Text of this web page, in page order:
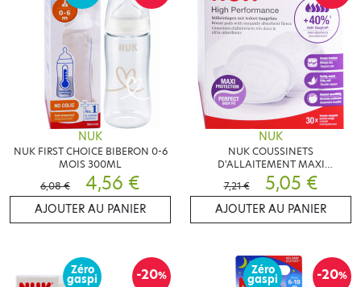
NUK
NUK FIRST CHOICE BIBERON 0-6
MOIS 300ML
6,08 €
4,56 €
AJOUTER AU PANIER
NUK
NUK COUSSINETS
D'ALLAITEMENT MAXI
PROTECTION X30
7,21 € 5,05 €
AJOUTER AU PANIER
-20%
Zéro
gaspi -20%
Zéro
gaspi